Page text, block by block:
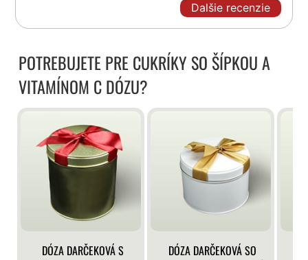
Dalšie recenzie
POTREBUJETE PRE CUKRÍKY SO ŠÍPKOU A
VITAMÍNOM C DÓZU?
DÓZA DARČEKOVÁ S
DÓZA DARČEKOVÁ SO